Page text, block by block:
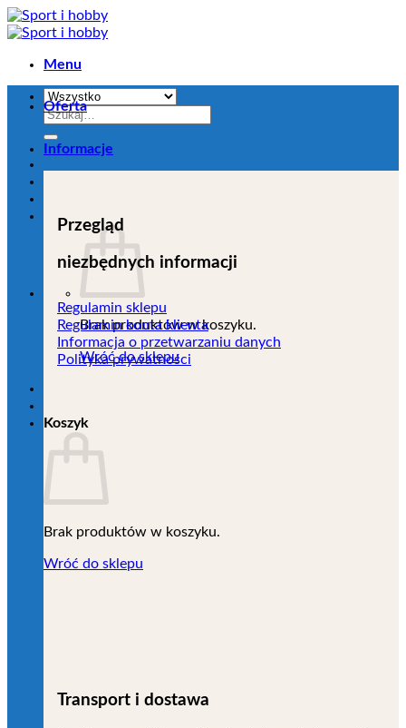
Przejdź
do
Menu
Szukaj:
Brak produktów w koszyku.
Wróć do sklepu
Koszyk
Brak produktów w koszyku.
Wróć do sklepu
Oferta
Informacje
Przegląd
niezbędnych informacji
Regulamin sklepu
Regulamin konta klienta
Informacja o przetwarzaniu danych
Polityka prywatności
Transport i dostawa